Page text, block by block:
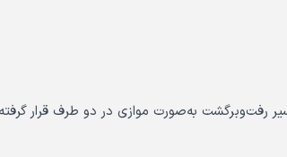
رفت‌وبرگشت به‌صورت موازی در دو طرف قرار